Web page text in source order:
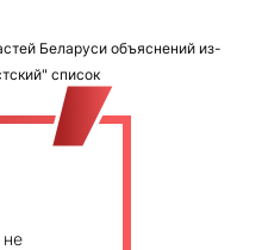
Беларуси объяснений из-
список
не